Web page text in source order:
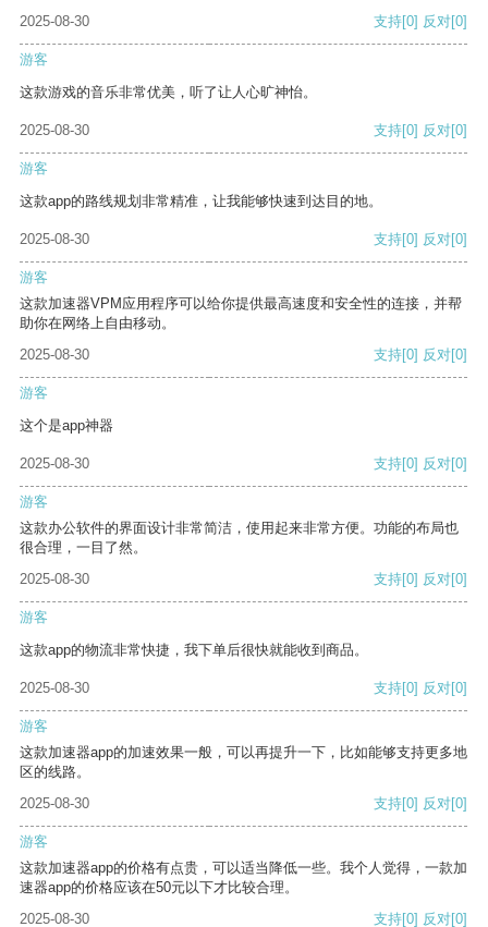
2025-08-30
支持[0] 反对[0]
游客
这款游戏的音乐非常优美，听了让人心旷神怡。
2025-08-30 支持[0] 反对[0]
游客
这款app的路线规划非常精准，让我能够快速到达目的地。
2025-08-30 支持[0] 反对[0]
游客
这款加速器VPM应用程序可以给你提供最高速度和安全性的连接，并帮
助你在网络上自由移动。
2025-08-30
支持[0] 反对[0]
游客
这个是app神器
2025-08-30 支持[0] 反对[0]
游客
这款办公软件的界面设计非常简洁，使用起来非常方便。功能的布局也
很合理，一目了然。
2025-08-30
支持[0] 反对[0]
游客
这款app的物流非常快捷，我下单后很快就能收到商品。
2025-08-30 支持[0] 反对[0]
游客
这款加速器app的加速效果一般，可以再提升一下，比如能够支持更多地
区的线路。
2025-08-30
支持[0] 反对[0]
游客
这款加速器app的价格有点贵，可以适当降低一些。我个人觉得，一款加
速器app的价格应该在50元以下才比较合理。
2025-08-30
支持[0] 反对[0]